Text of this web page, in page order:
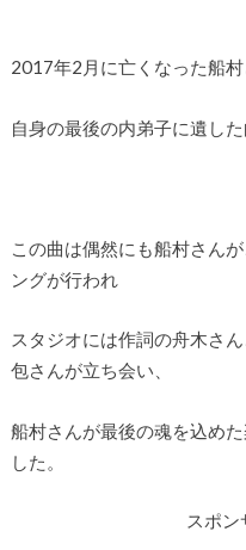
2017年2月に亡くなった船
自身の最後の内弟子に遺した
この曲は偶然にも船村さん
ングが行われ
スタジオには作詞の舟木さ
包さんが立ち会い、
船村さんが最後の魂を込め
した。
スポン